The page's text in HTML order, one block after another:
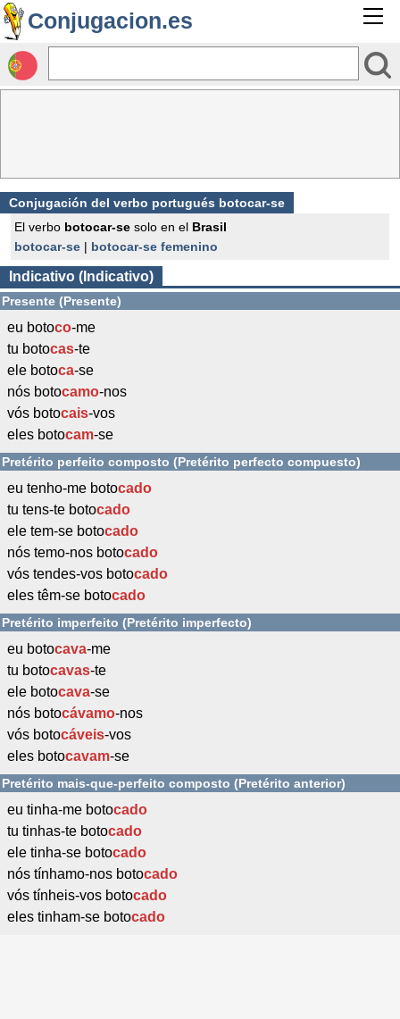
Conjugacion.es
Conjugación del verbo portugués botocar-se
El verbo botocar-se solo en el Brasil
botocar-se | botocar-se femenino
Indicativo (Indicativo)
Presente (Presente)
eu botoco-me
tu botocas-te
ele botoca-se
nós botocamo-nos
vós botocais-vos
eles botocam-se
Pretérito perfeito composto (Pretérito perfecto compuesto)
eu tenho-me botocado
tu tens-te botocado
ele tem-se botocado
nós temo-nos botocado
vós tendes-vos botocado
eles têm-se botocado
Pretérito imperfeito (Pretérito imperfecto)
eu botocava-me
tu botocavas-te
ele botocava-se
nós botocávamo-nos
vós botocáveis-vos
eles botocavam-se
Pretérito mais-que-perfeito composto (Pretérito anterior)
eu tinha-me botocado
tu tinhas-te botocado
ele tinha-se botocado
nós tínhamo-nos botocado
vós tínheis-vos botocado
eles tinham-se botocado